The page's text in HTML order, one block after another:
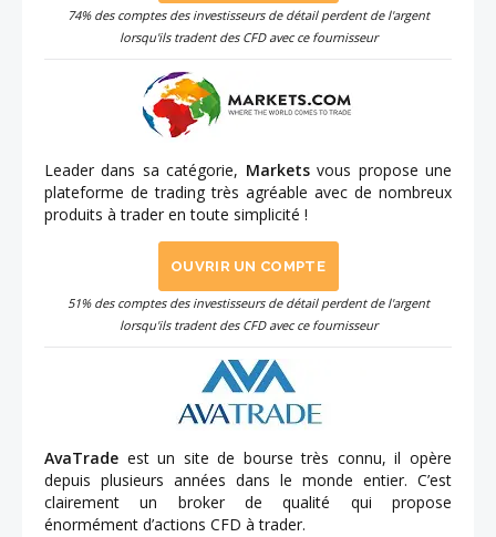
74% des comptes des investisseurs de détail perdent de l'argent
lorsqu'ils tradent des CFD avec ce fournisseur
Leader dans sa catégorie, Marketsvous propose une
plateforme de trading très agréable avec de nombreux
produits à trader en toute simplicité !
OUVRIR UN COMPTE
51% des comptes des investisseurs de détail perdent de l'argent
lorsqu'ils tradent des CFD avec ce fournisseur
AvaTrade est un site de bourse très connu, il opère
depuis plusieurs années dans le monde entier. C’est
clairement un broker de qualité qui propose
énormément d’actions CFD à trader.